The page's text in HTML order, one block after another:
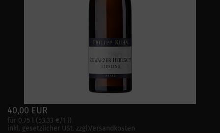
40,00 EUR
für 0.75 l (53,33 €/1 l)
inkl. gesetzlicher USt. zzgl.Versandkosten